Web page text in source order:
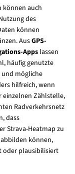
können auch
des
können
AusGPS-
Apps lassen
häufig genutzte
und mögliche
hilfreich, wenn
einzelnen Zählstelle,
Radverkehrsnetz
dass
Strava-Heatmap zu
können,
oder plausibilisiert